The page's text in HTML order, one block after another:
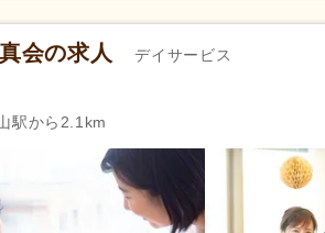
会の求人 デイサービス
駅から2.1km